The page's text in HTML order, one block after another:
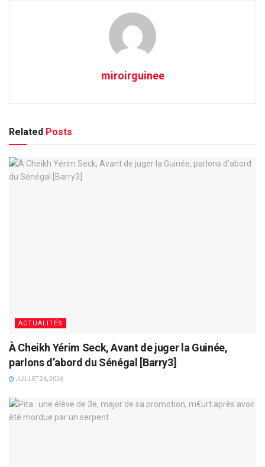
miroirguinee
Related Posts
ACTUALITÉS
À Cheikh Yérim Seck, Avant de juger la Guinée,
parlons d’abord du Sénégal [Barry3]
JUILLET 26, 2026